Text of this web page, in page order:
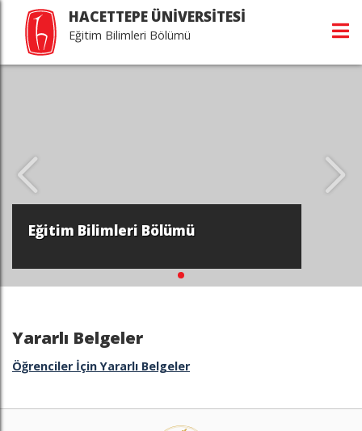
HACETTEPE ÜNİVERSİTESİ
Eğitim Bilimleri Bölümü
Eğitim Bilimleri Bölümü
Yararlı Belgeler
Öğrenciler İçin Yararlı Belgeler